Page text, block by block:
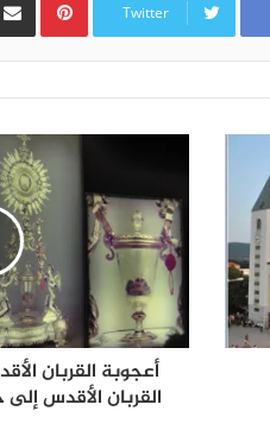
Twitter
أعجوبة القربان
القربان الأقدس